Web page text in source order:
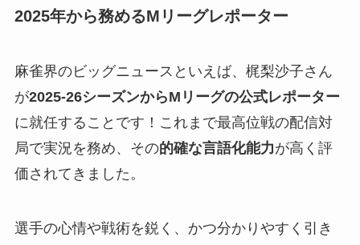
2025年から務めるMリーグレポーター
麻雀界のビッグニュースといえば、梶梨沙子さん
が2025-26シーズンからMリーグの公式レポーター
に就任することです！これまで最高位戦の配信対
局で実況を務め、その的確な言語化能力が高く評
価されてきました。
選手の心情や戦術を鋭く、かつ分かりやすく引き